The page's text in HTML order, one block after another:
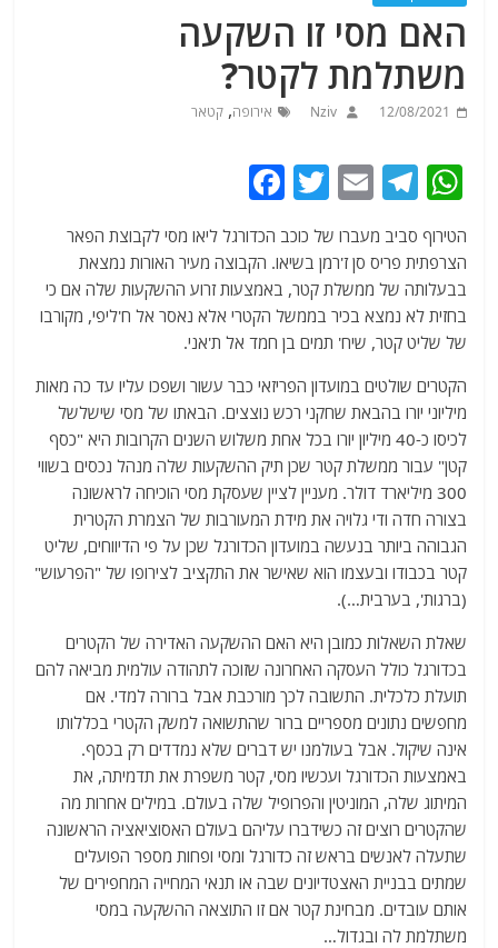
האם מסי זו השקעה
משתלמת לקטר?
12/08/2021
Nziv אירופה,קטאר
W
at
s
A
p
p
T
e
g
ra
m
E
m
ai
l
T
itt
er
c
e
b
o
o
k
הטירוף סביב מעברו של כוכב הכדורגל ליאו מסי לקבוצת הפאר
הצרפתית פריס סן ז'רמן בשיאו. הקבוצה מעיר האורות נמצאת
בבעלותה של ממשלת קטר, באמצעות זרוע ההשקעות שלה אם כי
בחזית לא נמצא בכיר בממשל הקטרי אלא נאסר אל ח'ליפי, מקורבו
של שליט קטר, שיח' תמים בן חמד אל ת'אני.
הקטרים שולטים במועדון הפריזאי כבר עשור ושפכו עליו עד כה מאות
מיליוני יורו בהבאת שחקני רכש נוצצים. הבאתו של מסי שישלשל
לכיסו כ-40 מיליון יורו בכל אחת משלוש השנים הקרובות היא "כסף
קטן" עבור ממשלת קטר שכן תיק ההשקעות שלה מנהל נכסים בשווי
300 מיליארד דולר. מעניין לציין שעסקת מסי הוכיחה לראשונה
בצורה חדה ודי גלויה את מידת המעורבות של הצמרת הקטרית
הגבוהה ביותר בנעשה במועדון הכדורגל שכן על פי הדיווחים, שליט
קטר בכבודו ובעצמו הוא שאישר את התקציב לצירופו של "הפרעוש"
(ברגות', בערבית…).
שאלת השאלות כמובן היא האם ההשקעה האדירה של הקטרים
בכדורגל כולל העסקה האחרונה שזוכה לתהודה עולמית מביאה להם
תועלת כלכלית. התשובה לכך מורכבת אבל ברורה למדי. אם
מחפשים נתונים מספריים ברור שהתשואה למשק הקטרי בכללותו
אינה שיקול. אבל בעולמנו יש דברים שלא נמדדים רק בכסף.
באמצעות הכדורגל ועכשיו מסי, קטר משפרת את תדמיתה, את
המיתוג שלה, המוניטין והפרופיל שלה בעולם. במילים אחרות מה
שהקטרים רוצים זה כשידברו עליהם בעולם האסוציאציה הראשונה
שתעלה לאנשים בראש זה כדורגל ומסי ופחות מספר הפועלים
שמתים בבניית האצטדיונים שבה או תנאי המחייה המחפירים של
אותם עובדים. מבחינת קטר אם זו התוצאה ההשקעה במסי
משתלמת לה ובגדול…